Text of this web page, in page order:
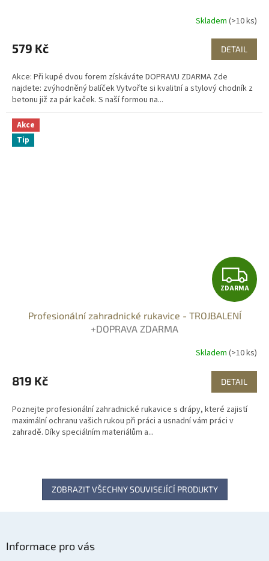
Skladem (>10 ks)
579 Kč DETAIL
Akce: Při kupé dvou forem získáváte DOPRAVU ZDARMA Zde
najdete: zvýhodněný balíček Vytvořte si kvalitní a stylový chodník z
betonu již za pár kaček. S naší formou na...
Akce
Tip
Z
D
R
M
A
ZDARMA
Profesionální zahradnické rukavice - TROJBALENÍ
+DOPRAVA ZDARMA
Skladem (>10 ks)
819 Kč DETAIL
Poznejte profesionální zahradnické rukavice s drápy, které zajistí
maximální ochranu vašich rukou při práci a usnadní vám práci v
zahradě. Díky speciálním materiálům a...
ZOBRAZIT VŠECHNY SOUVISEJÍCÍ PRODUKTY
Informace pro vás